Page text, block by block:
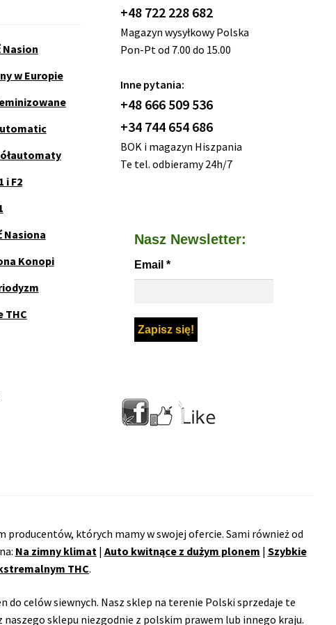
Nasion
w Europie
i F2
Nasiona
Konopi
THC
+48 722 228 682
Magazyn wysyłkowy Polska
Pon-Pt od 7.00 do 15.00
Inne pytania:
+48 666 509 536
+34 744 654 686
BOK i magazyn Hiszpania
Te tel. odbieramy 24h/7
Nasz Newsletter:
Email *
których mamy w swojej ofercie. Sami również od
Na zimny klimat| Auto kwitnące z dużym plonem | Szybkie
THC.
celów siewnych. Nasz sklep na terenie Polski sprzedaje te
sklepu niezgodnie z polskim prawem lub innego kraju.